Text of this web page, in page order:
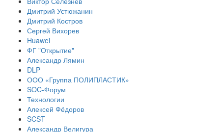
Дмитрий Устюжанин
Дмитрий Костров
Сергей Вихорев
Huawei
ФГ "Открытие"
Александр Лямин
DLP
ООО «Группа ПОЛИПЛАСТИК»
SOC-Форум
Технологии
Алексей Фёдоров
SCST
Александр Велигура